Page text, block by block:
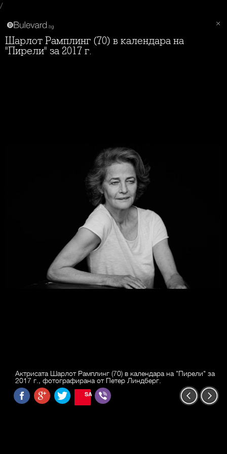
/
Шарлот Рамплинг (70) в календара на
"Пирели" за 2017 г.
Актрисата Шарлот Рамплинг (70) в календара на "Пирели" за
2017 г., фотографирана от Петер Линдберг.
SAVE